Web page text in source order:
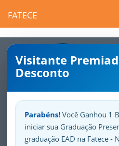
FATECE
Visitante
Desconto
Parabéns! Você Ganhou 1
iniciar sua Graduação
graduação EAD na Fatece -
SuaFatece.